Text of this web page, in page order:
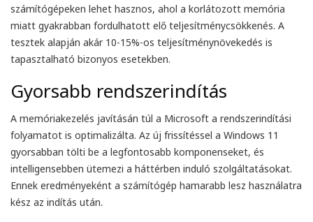
számítógépeken lehet hasznos, ahol a korlátozott memória
miatt gyakrabban fordulhatott elő teljesítménycsökkenés. A
tesztek alapján akár 10-15%-os teljesítménynövekedés is
tapasztalható bizonyos esetekben.
Gyorsabb rendszerindítás
A memóriakezelés javításán túl a Microsoft a rendszerindítási
folyamatot is optimalizálta. Az új frissítéssel a Windows 11
gyorsabban tölti be a legfontosabb komponenseket, és
intelligensebben ütemezi a háttérben induló szolgáltatásokat.
Ennek eredményeként a számítógép hamarabb lesz használatra
kész az indítás után.